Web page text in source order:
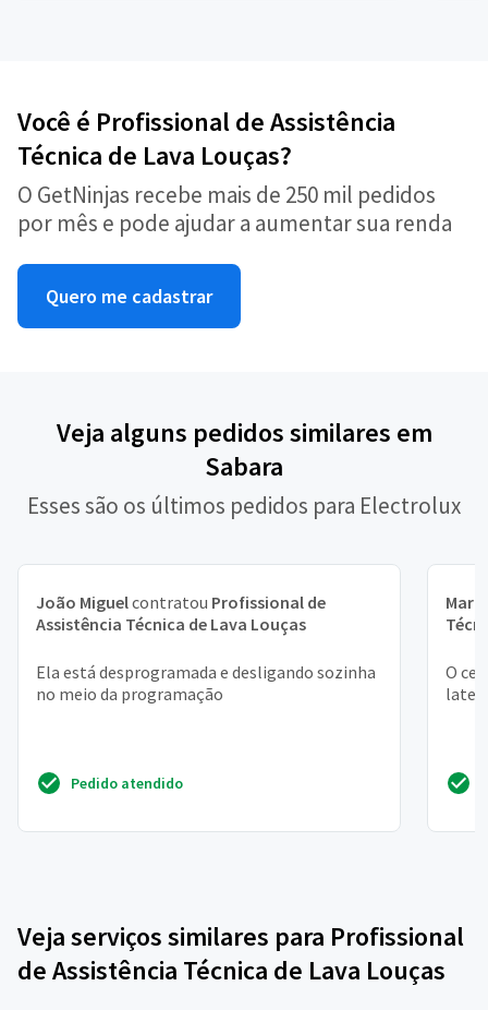
Você é Profissional de Assistência
Técnica de Lava Louças?
O GetNinjas recebe mais de 250 mil pedidos
por mês e pode ajudar a aumentar sua renda
Quero me cadastrar
Veja alguns pedidos similares em
Sabara
Esses são os últimos pedidos para Electrolux
João Miguelcontratou Profissional de
Assistência Técnica de Lava Louças
Ela está desprogramada e desligando sozinha
no meio da programação
Pedido atendido
O
Veja serviços similares para Profissional
de Assistência Técnica de Lava Louças